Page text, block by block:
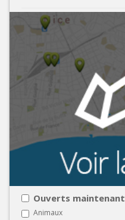
Ouverts maintenant
Animaux